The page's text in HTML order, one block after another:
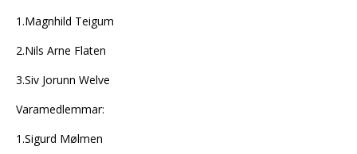
1.Magnhild Teigum
2.Nils Arne Flaten
3.Siv Jorunn Welve
Varamedlemmar:
1.Sigurd Mølmen